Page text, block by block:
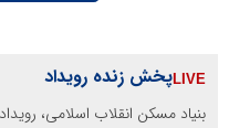
پخش زنده رویداد
بنیاد مسکن انقلاب اسلامی،